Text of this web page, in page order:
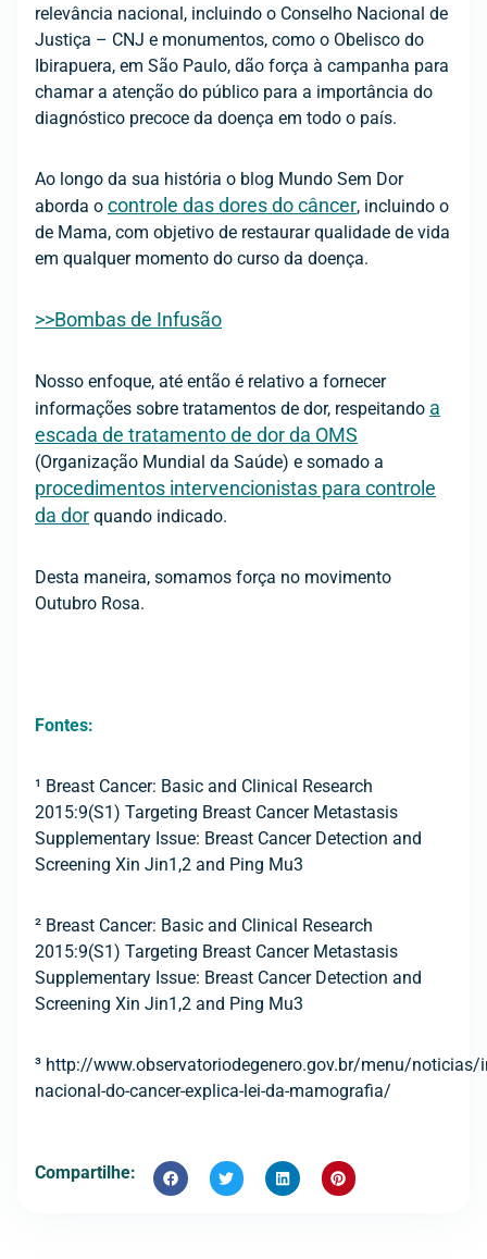
relevância nacional, incluindo o Conselho Nacional de
Justiça – CNJ e monumentos, como o Obelisco do
Ibirapuera, em São Paulo, dão força à campanha para
chamar a atenção do público para a importância do
diagnóstico precoce da doença em todo o país.
Ao longo da sua história o blog Mundo Sem Dor
aborda o controle das dores do câncer, incluindo o
de Mama, com objetivo de restaurar qualidade de vida
em qualquer momento do curso da doença.
>>Bombas de Infusão
Nosso enfoque, até então é relativo a fornecer
informações sobre tratamentos de dor, respeitando a
escada de tratamento de dor da OMS
(Organização Mundial da Saúde) e somado a
procedimentos intervencionistas para controle
da dor quando indicado.
Desta maneira, somamos força no movimento
Outubro Rosa.
Fontes:
¹ Breast Cancer: Basic and Clinical Research
2015:9(S1) Targeting Breast Cancer Metastasis
Supplementary Issue: Breast Cancer Detection and
Screening Xin Jin1,2 and Ping Mu3
² Breast Cancer: Basic and Clinical Research
2015:9(S1) Targeting Breast Cancer Metastasis
Supplementary Issue: Breast Cancer Detection and
Screening Xin Jin1,2 and Ping Mu3
³ http://www.observatoriodegenero.gov.br/menu/noticias/
nacional-do-cancer-explica-lei-da-mamografia/
Compartilhe: